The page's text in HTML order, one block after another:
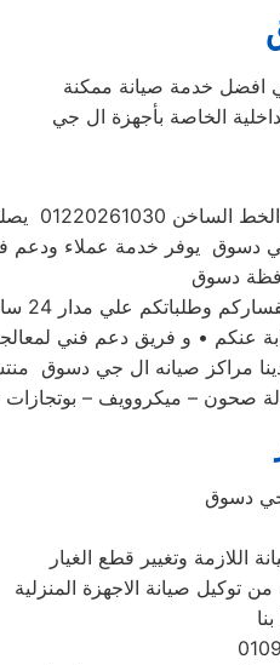
افضل خدمة صيانة ممكنة
الخاصة بأجهزة ال جي
للحفاظ
دسوق يوفر خدمة عملاء ودعم
توكيل
عنكم • و فريق دعم فني
مراكز صيانه ال جي دسوق
صحون – ميكروويف –
دسوق
وتغيير قطع الغيار
توكيل صيانة الاجهزة المنزلية